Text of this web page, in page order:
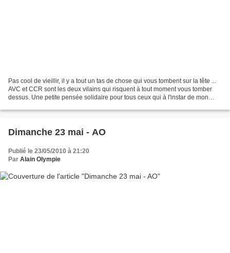
Pas cool de vieillir, il y a tout un tas de chose qui vous tombent sur la tête ...
AVC et CCR sont les deux vilains qui risquent à tout moment vous tomber
dessus. Une petite pensée solidaire pour tous ceux qui à l'instar de mon
Dimanche 23 mai - AO
Publié le 23/05/2010 à 21:20
Par Alain Olympie